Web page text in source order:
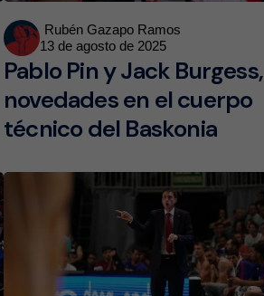
Posted
by
Rubén Gazapo Ramos
13 de agosto de 2025
Pablo Pin y Jack Burgess,
novedades en el cuerpo
técnico del Baskonia